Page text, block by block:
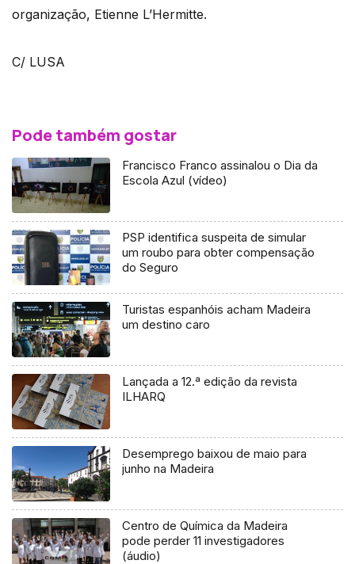
organização, Etienne L’Hermitte.
C/ LUSA
Pode também gostar
Francisco Franco assinalou o Dia da
Escola Azul (vídeo)
PSP identifica suspeita de simular
um roubo para obter compensação
do Seguro
Turistas espanhóis acham Madeira
um destino caro
Lançada a 12.ª edição da revista
ILHARQ
Desemprego baixou de maio para
junho na Madeira
Centro de Química da Madeira
pode perder 11 investigadores
(áudio)